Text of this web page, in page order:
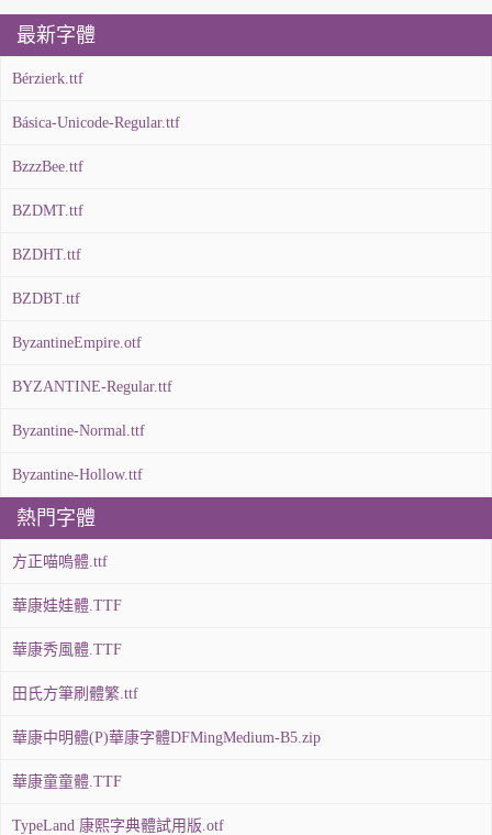
最新字體
Bérzierk.ttf
Básica-Unicode-Regular.ttf
BzzzBee.ttf
BZDMT.ttf
BZDHT.ttf
BZDBT.ttf
ByzantineEmpire.otf
BYZANTINE-Regular.ttf
Byzantine-Normal.ttf
Byzantine-Hollow.ttf
熱門字體
方正喵嗚體.ttf
華康娃娃體.TTF
華康秀風體.TTF
田氏方筆刷體繁.ttf
華康中明體(P)華康字體DFMingMedium-B5.zip
華康童童體.TTF
TypeLand 康熙字典體試用版.otf